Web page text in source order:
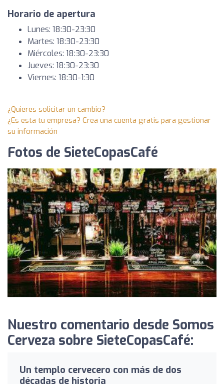
Horario de apertura
Lunes: 18:30-23:30
Martes: 18:30-23:30
Miércoles: 18:30-23:30
Jueves: 18:30-23:30
Viernes: 18:30-1:30
¿Quieres solicitar un cambio?
¿Es esta tu empresa? Crea una cuenta gratis para gestionar
su información
Fotos de SieteCopasCafé
Nuestro comentario desde Somos
Cerveza sobre SieteCopasCafé:
Un templo cervecero con más de dos
décadas de historia